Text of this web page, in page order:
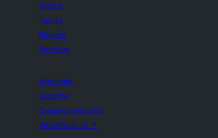
Vitrine
Temas
Plugins
Padrões
Aprender
Suporte
Desenvolvedores
WordPress.tv ↗